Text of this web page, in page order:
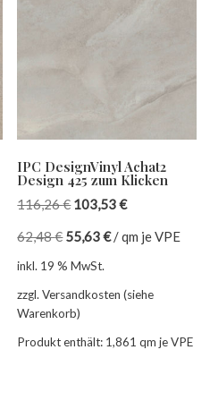
IPC DesignVinyl Achat2
Design 425 zum Klicken
116,26€ 103,53€
62,48€ 55,63€/qm je VPE
inkl. 19 % MwSt.
zzgl. Versandkosten (siehe
Warenkorb)
Produkt enthält: 1,861qm je VPE